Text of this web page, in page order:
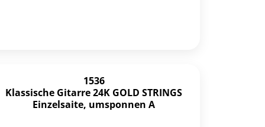
1536
Klassische Gitarre 24K GOLD STRINGS
Einzelsaite, umsponnen A